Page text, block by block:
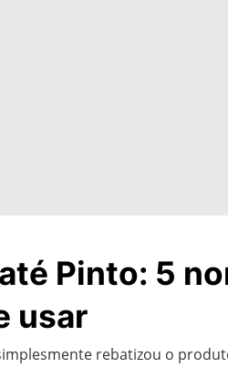
Pinto: 5
usar
rebatizou o